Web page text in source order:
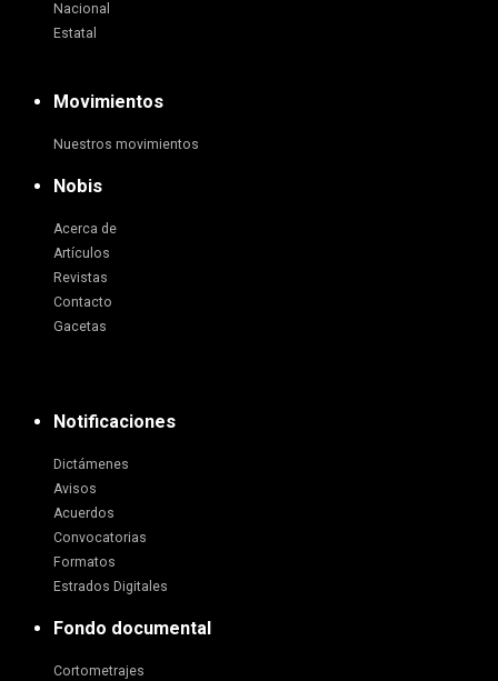
Nacional
Estatal
Movimientos
Nuestros movimientos
Nobis
Acerca de
Artículos
Revistas
Contacto
Gacetas
Notificaciones
Dictámenes
Avisos
Acuerdos
Convocatorias
Formatos
Estrados Digitales
Fondo documental
Cortometrajes